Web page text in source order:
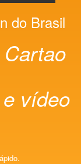
do Brasil
vídeo